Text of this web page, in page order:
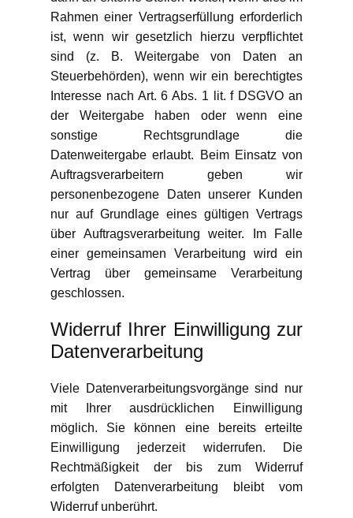
Rahmen einer Vertragserfüllung erforderlich
ist, wenn wir gesetzlich hierzu verpflichtet
sind (z. B. Weitergabe von Daten an
Steuerbehörden), wenn wir ein berechtigtes
Interesse nach Art. 6 Abs. 1 lit. f DSGVO an
der Weitergabe haben oder wenn eine
sonstige Rechtsgrundlage die
Datenweitergabe erlaubt. Beim Einsatz von
Auftragsverarbeitern geben wir
personenbezogene Daten unserer Kunden
nur auf Grundlage eines gültigen Vertrags
über Auftragsverarbeitung weiter. Im Falle
einer gemeinsamen Verarbeitung wird ein
Vertrag über gemeinsame Verarbeitung
geschlossen.
Widerruf Ihrer Einwilligung zur
Datenverarbeitung
Viele Datenverarbeitungsvorgänge sind nur
mit Ihrer ausdrücklichen Einwilligung
möglich. Sie können eine bereits erteilte
Einwilligung jederzeit widerrufen. Die
Rechtmäßigkeit der bis zum Widerruf
erfolgten Datenverarbeitung bleibt vom
Widerruf unberührt.